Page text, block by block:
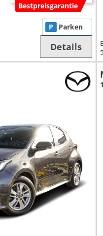
Bestpreisgarantie
P Parken
Details